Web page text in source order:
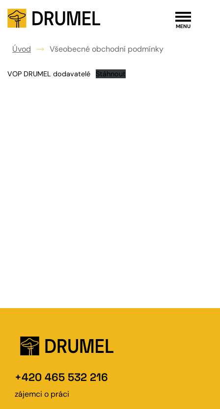
Úvod Všeobecné obchodní podmínky
VOP DRUMEL dodavatelé Stáhnout
+420 465 532 216
zájemci o práci